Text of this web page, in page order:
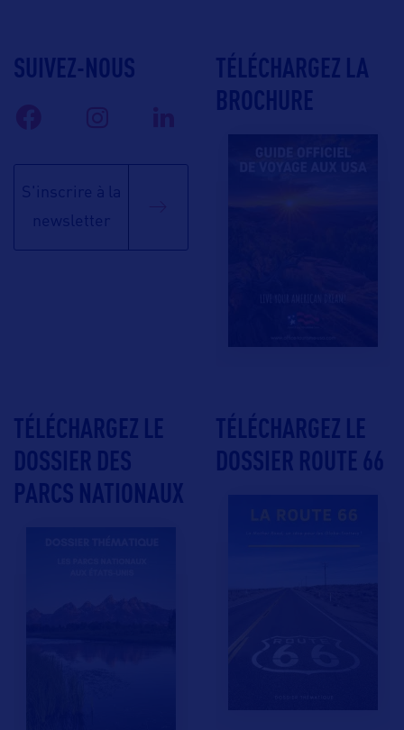
SUIVEZ-NOUS
S'inscrire à la
newsletter
TÉLÉCHARGEZ LA
BROCHURE
TÉLÉCHARGEZ LE
DOSSIER DES
PARCS NATIONAUX
TÉLÉCHARGEZ LE
DOSSIER ROUTE 66